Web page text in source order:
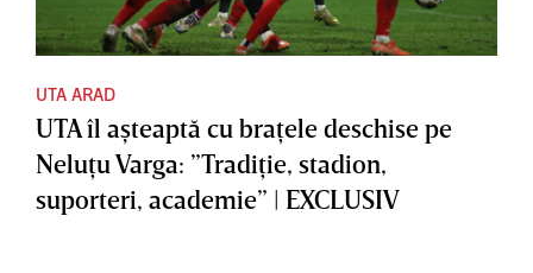
UTA ARAD
UTA îl aşteaptă cu braţele deschise pe
Neluţu Varga: ”Tradiţie, stadion,
suporteri, academie” | EXCLUSIV